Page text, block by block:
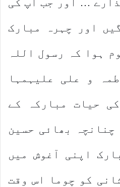
اور چہرہ مبارک
ہوا کہ رسول اللہ
و علی علیہمہا
کی حیات مبارکہ کے
بھائی حسین
اپنی آغوش میں
کو چوما اس وقت